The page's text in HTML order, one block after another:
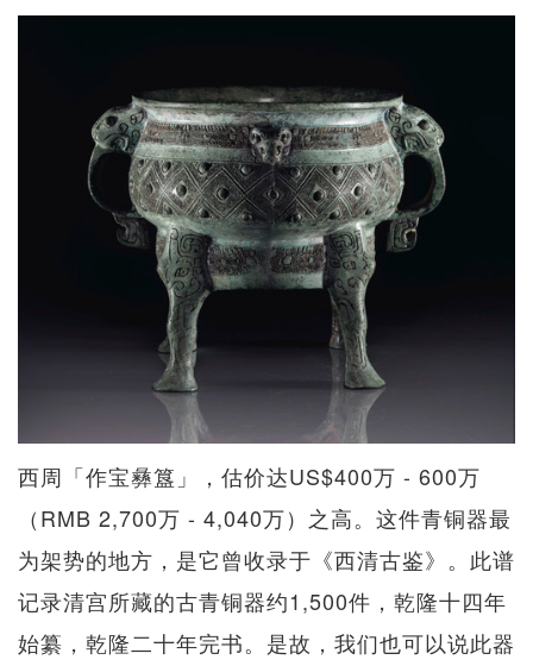
西周「作宝彝簋」，估价达US$400万 - 600万
（RMB 2,700万 - 4,040万）之高。这件青铜器最
为架势的地方，是它曾收录于《西清古鉴》。此谱
记录清宫所藏的古青铜器约1,500件，乾隆十四年
始纂，乾隆二十年完书。是故，我们也可以说此器